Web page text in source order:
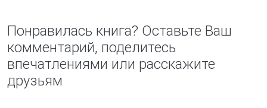
Понравилась книга? Оставьте Ваш
комментарий, поделитесь
впечатлениями или расскажите
друзьям